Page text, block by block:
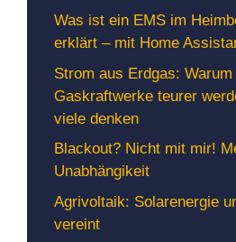
Was ist ein EMS im
erklärt – mit Home
Strom aus Erdgas: Warum
Gaskraftwerke teurer
viele denken
Blackout? Nicht mit mir!
Unabhängikeit
Agrivoltaik: Solarenergie
vereint